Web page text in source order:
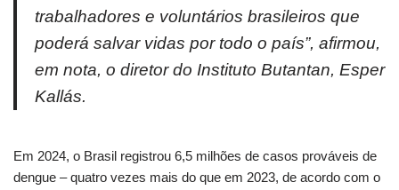
trabalhadores e voluntários brasileiros que
poderá salvar vidas por todo o país”, afirmou,
em nota, o diretor do Instituto Butantan, Esper
Kallás.
Em 2024, o Brasil registrou 6,5 milhões de casos prováveis de
dengue – quatro vezes mais do que em 2023, de acordo com o